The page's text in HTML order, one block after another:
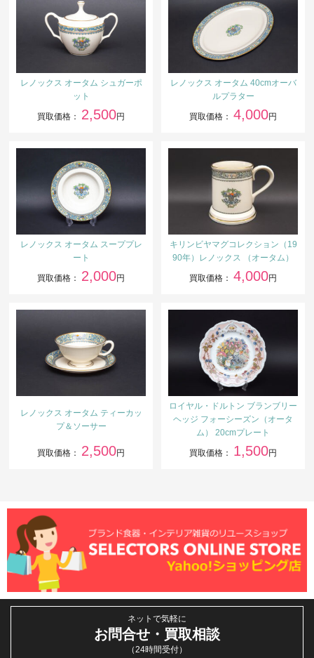
レノックス オータム シュガーポ
ット
買取価格： 2,500円
レノックス オータム 40cmオーバ
ルプラター
買取価格： 4,000円
レノックス オータム スーププレ
ート
買取価格： 2,000円
キリンビヤマグコレクション（19
90年）レノックス （オータム）
買取価格： 4,000円
レノックス オータム ティーカッ
プ＆ソーサー
買取価格： 2,500円
ロイヤル・ドルトン ブランブリー
ヘッジ フォーシーズン（オータ
ム） 20cmプレート
買取価格： 1,500円
ネットで気軽に
お問合せ・買取相談
（24時間受付）